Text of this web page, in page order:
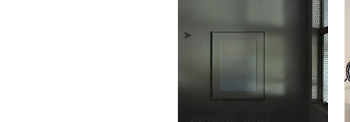
➤
秋の夜長